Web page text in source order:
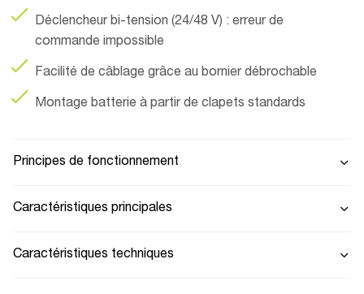
Déclencheur bi-tension (24/48 V) : erreur de
commande impossible
Facilité de câblage grâce au bornier débrochable
Montage batterie à partir de clapets standards
Principes de fonctionnement
Caractéristiques principales
Caractéristiques techniques